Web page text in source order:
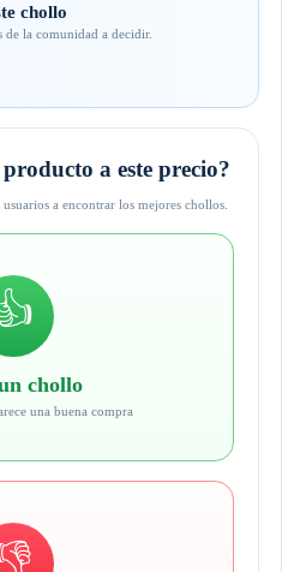
chollo
la comunidad a decidir.
a este precio?
a encontrar los mejores chollos.
chollo
una buena compra